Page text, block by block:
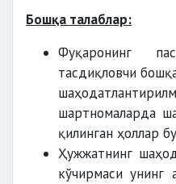
Бошқа талаблар:
Фуқаронинг
тасдиқловчи
шартномаларда
қилинган ҳоллар
Ҳужжатнинг
кўчирмаси унинг